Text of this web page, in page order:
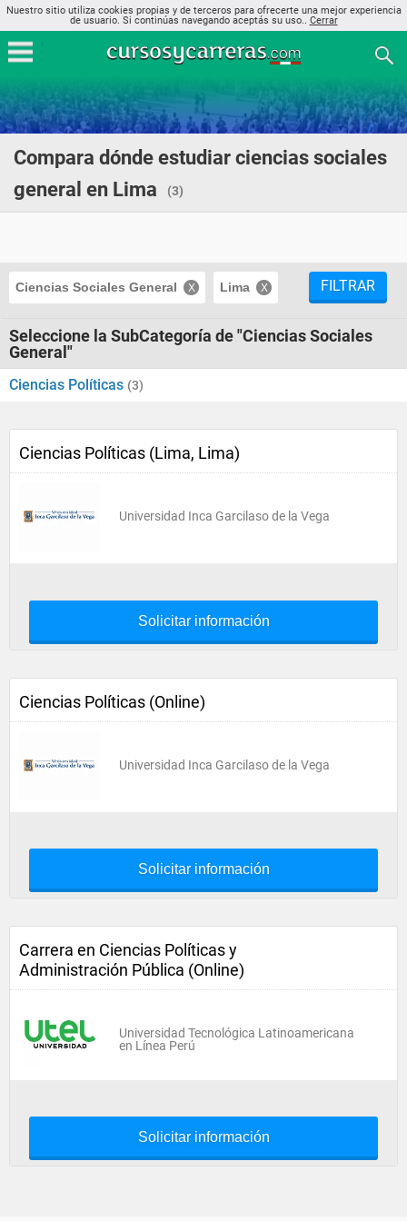
Nuestro sitio utiliza cookies propias y de terceros para ofrecerte una mejor experiencia
de usuario. Si continúas navegando aceptás su uso.. Cerrar
Compara dónde estudiar ciencias sociales
general en Lima
(3)
Ciencias Sociales General Lima FILTRAR
Seleccione la SubCategoría de "Ciencias Sociales
General"
Ciencias Políticas (3)
Ciencias Políticas (Lima, Lima)
Universidad Inca Garcilaso de la Vega
Solicitar información
Ciencias Políticas (Online)
Universidad Inca Garcilaso de la Vega
Solicitar información
Carrera en Ciencias Políticas y
Administración Pública (Online)
Universidad Tecnológica Latinoamericana
en Línea Perú
Solicitar información